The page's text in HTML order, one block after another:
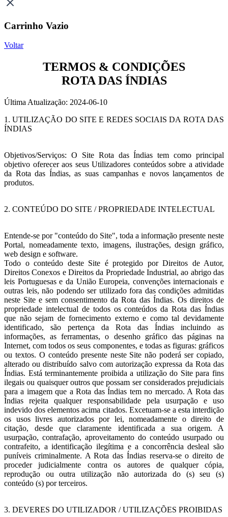
Carrinho Vazio
Voltar
TERMOS & CONDIÇÕES
ROTA DAS ÍNDIAS
Última Atualização: 2024-06-10
1. UTILIZAÇÃO DO SITE E REDES SOCIAIS DA ROTA DAS
ÍNDIAS
Objetivos/Serviços: O Site Rota das Índias tem como principal
objetivo oferecer aos seus Utilizadores conteúdos sobre a atividade
da Rota das Índias, as suas campanhas e novos lançamentos de
produtos.
2. CONTEÚDO DO SITE / PROPRIEDADE INTELECTUAL
Entende-se por "conteúdo do Site", toda a informação presente neste
Portal, nomeadamente texto, imagens, ilustrações, design gráfico,
web design e software.
Todo o conteúdo deste Site é protegido por Direitos de Autor,
Direitos Conexos e Direitos da Propriedade Industrial, ao abrigo das
leis Portuguesas e da União Europeia, convenções internacionais e
outras leis, não podendo ser utilizado fora das condições admitidas
neste Site e sem consentimento da Rota das Índias. Os direitos de
propriedade intelectual de todos os conteúdos da Rota das Índias
que não sejam de fornecimento externo e como tal devidamente
identificado, são pertença da Rota das Índias incluindo as
informações, as ferramentas, o desenho gráfico das páginas na
Internet, com todos os seus componentes, e todas as figuras: gráficos
ou textos. O conteúdo presente neste Site não poderá ser copiado,
alterado ou distribuído salvo com autorização expressa da Rota das
Índias. Está terminantemente proibida a utilização do Site para fins
ilegais ou quaisquer outros que possam ser considerados prejudiciais
para a imagem que a Rota das Índias tem no mercado. A Rota das
Índias rejeita qualquer responsabilidade pela usurpação e uso
indevido dos elementos acima citados. Excetuam-se a esta interdição
os usos livres autorizados por lei, nomeadamente o direito de
citação, desde que claramente identificada a sua origem. A
usurpação, contrafação, aproveitamento do conteúdo usurpado ou
contrafeito, a identificação ilegítima e a concorrência desleal são
puníveis criminalmente. A Rota das Índias reserva-se o direito de
proceder judicialmente contra os autores de qualquer cópia,
reprodução ou outra utilização não autorizada do (s) seu (s)
conteúdo (s) por terceiros.
3. DEVERES DO UTILIZADOR / UTILIZAÇÕES PROIBIDAS